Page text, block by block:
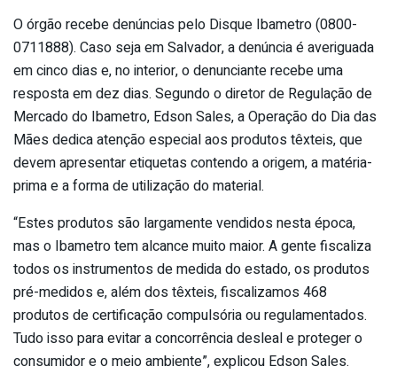
O órgão recebe denúncias pelo Disque Ibametro (0800-
0711888). Caso seja em Salvador, a denúncia é averiguada
em cinco dias e, no interior, o denunciante recebe uma
resposta em dez dias. Segundo o diretor de Regulação de
Mercado do Ibametro, Edson Sales, a Operação do Dia das
Mães dedica atenção especial aos produtos têxteis, que
devem apresentar etiquetas contendo a origem, a matéria-
prima e a forma de utilização do material.
“Estes produtos são largamente vendidos nesta época,
mas o Ibametro tem alcance muito maior. A gente fiscaliza
todos os instrumentos de medida do estado, os produtos
pré-medidos e, além dos têxteis, fiscalizamos 468
produtos de certificação compulsória ou regulamentados.
Tudo isso para evitar a concorrência desleal e proteger o
consumidor e o meio ambiente”, explicou Edson Sales.